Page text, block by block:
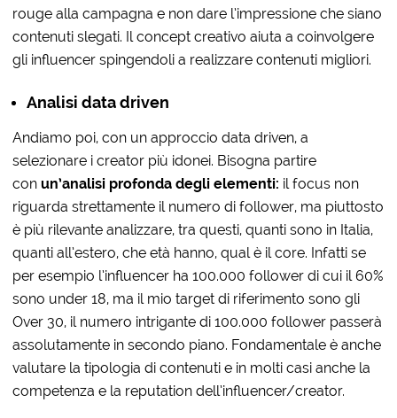
rouge alla campagna e non dare l’impressione che siano
contenuti slegati. Il concept creativo aiuta a coinvolgere
gli influencer spingendoli a realizzare contenuti migliori.
Analisi data driven
Andiamo poi, con un approccio data driven, a
selezionare i creator più idonei. Bisogna partire
con un’analisi profonda degli elementi: il focus non
riguarda strettamente il numero di follower, ma piuttosto
è più rilevante analizzare, tra questi, quanti sono in Italia,
quanti all’estero, che età hanno, qual è il core. Infatti se
per esempio l’influencer ha 100.000 follower di cui il 60%
sono under 18, ma il mio target di riferimento sono gli
Over 30, il numero intrigante di 100.000 follower passerà
assolutamente in secondo piano. Fondamentale è anche
valutare la tipologia di contenuti e in molti casi anche la
competenza e la reputation dell’influencer/creator.